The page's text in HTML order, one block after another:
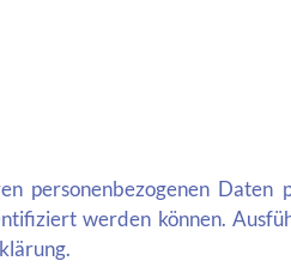
personenbezogenen Daten
werden können.